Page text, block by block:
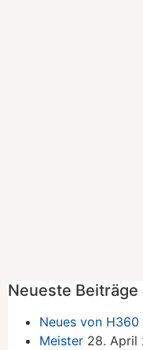
Neueste Beiträge
Neues von H360
Meister 28. April